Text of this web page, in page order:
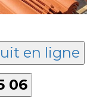
en ligne
06